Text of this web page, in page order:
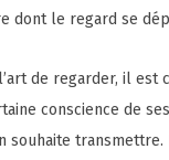
dont le regard se
de regarder, il est
conscience de
souhaite transmettre.